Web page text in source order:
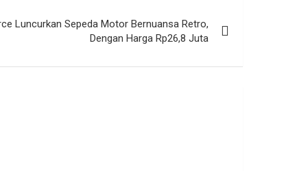
Luncurkan Sepeda Motor Bernuansa Retro,
Dengan Harga Rp26,8 Juta